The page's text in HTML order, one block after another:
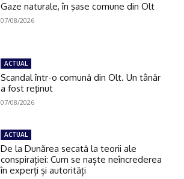
Gaze naturale, în şase comune din Olt
07/08/2026
ACTUAL
Scandal într-o comună din Olt. Un tânăr
a fost reţinut
07/08/2026
ACTUAL
De la Dunărea secată la teorii ale
conspirației: Cum se naște neîncrederea
în experți și autorități